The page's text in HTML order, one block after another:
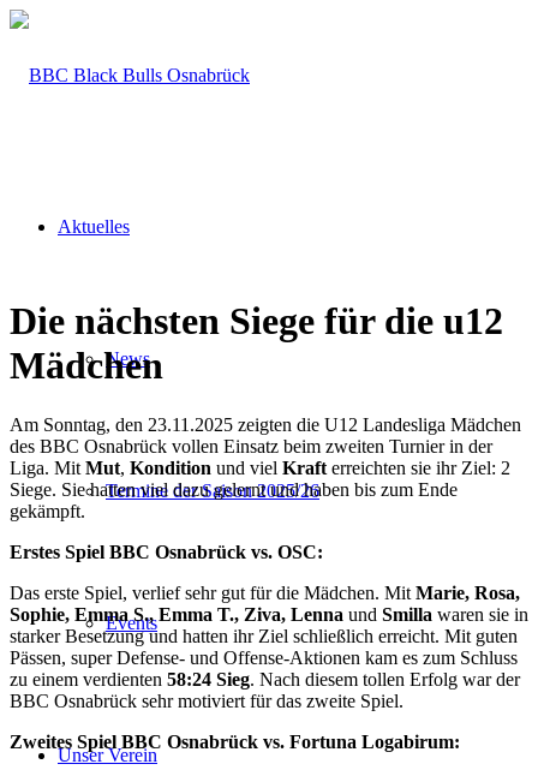
Aktuelles
News
Termine der Saison 2025/26
Events
Unser Verein
Die nächsten Siege für die u12
Mädchen
Am Sonntag, den 23.11.2025 zeigten die U12 Landesliga Mädchen
des BBC Osnabrück vollen Einsatz beim zweiten Turnier in der
Liga. Mit Mut, Kondition und viel Kraft erreichten sie ihr Ziel: 2
Siege. Sie hatten viel dazu gelernt und haben bis zum Ende
gekämpft.
Erstes Spiel BBC Osnabrück vs. OSC:
Das erste Spiel, verlief sehr gut für die Mädchen. Mit Marie, Rosa,
Sophie, Emma S., Emma T., Ziva, Lenna und Smilla waren sie in
starker Besetzung und hatten ihr Ziel schließlich erreicht. Mit guten
Pässen, super Defense- und Offense-Aktionen kam es zum Schluss
zu einem verdienten 58:24 Sieg. Nach diesem tollen Erfolg war der
BBC Osnabrück sehr motiviert für das zweite Spiel.
Zweites Spiel BBC Osnabrück vs. Fortuna Logabirum: